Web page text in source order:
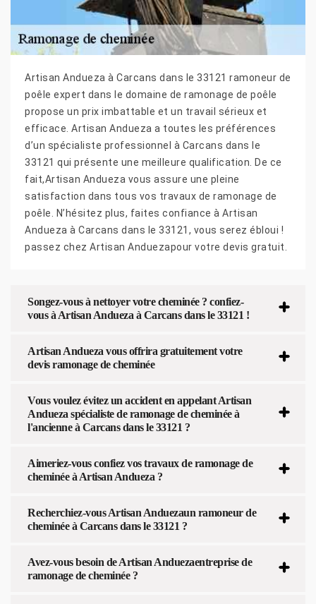
Artisan Andueza à Carcans dans le 33121 ramoneur de
poêle expert dans le domaine de ramonage de poêle
propose un prix imbattable et un travail sérieux et
efficace. Artisan Andueza a toutes les préférences
d’un spécialiste professionnel à Carcans dans le
33121 qui présente une meilleure qualification. De ce
fait,Artisan Andueza vous assure une pleine
satisfaction dans tous vos travaux de ramonage de
poêle. N’hésitez plus, faites confiance à Artisan
Andueza à Carcans dans le 33121, vous serez ébloui !
passez chez Artisan Anduezapour votre devis gratuit.
Songez-vous à nettoyer votre cheminée ? confiez-
vous à Artisan Andueza à Carcans dans le 33121 !
Artisan Andueza vous offrira gratuitement votre
devis ramonage de cheminée
Vous voulez évitez un accident en appelant Artisan
Andueza spécialiste de ramonage de cheminée à
l'ancienne à Carcans dans le 33121 ?
Aimeriez-vous confiez vos travaux de ramonage de
cheminée à Artisan Andueza ?
Recherchiez-vous Artisan Anduezaun ramoneur de
cheminée à Carcans dans le 33121 ?
Avez-vous besoin de Artisan Anduezaentreprise de
ramonage de cheminée ?